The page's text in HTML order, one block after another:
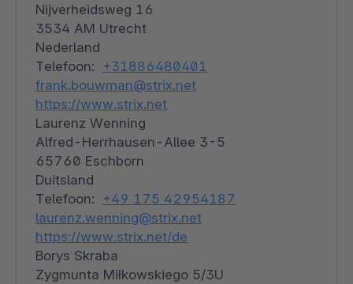
Nijverheidsweg 16
3534 AM Utrecht
Nederland
Telefoon: +31886480401
frank.bouwman@strix.net
https://www.strix.net
Laurenz Wenning
Alfred-Herrhausen-Allee 3-5
65760 Eschborn
Duitsland
Telefoon: +49 175 42954187
laurenz.wenning@strix.net
https://www.strix.net/de
Borys Skraba
Zygmunta Miłkowskiego 5/3U